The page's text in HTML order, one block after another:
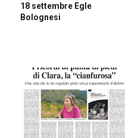
18 settembre Egle
Bolognesi